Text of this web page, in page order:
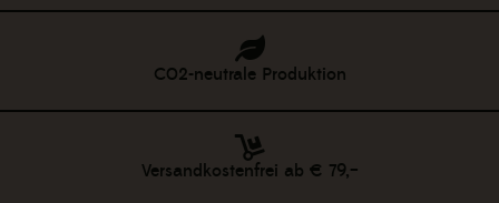
ml
C02-neutrale Produktion
Versandkostenfrei ab € 79,–